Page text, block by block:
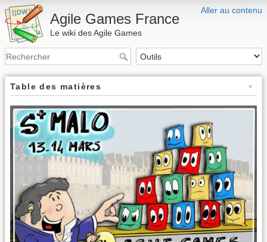
Aller au contenu
Agile Games France
Le wiki des Agile Games
Table des matières